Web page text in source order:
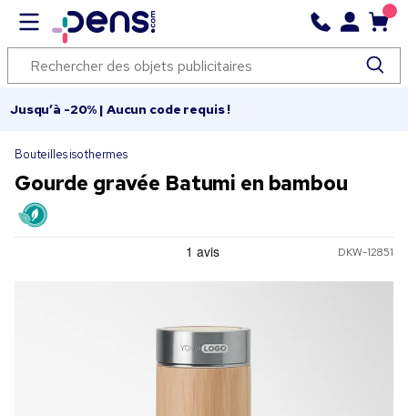
Jusqu’à -20% | Aucun code requis !
Bouteilles isothermes
Gourde gravée Batumi en bambou
DKW-12851